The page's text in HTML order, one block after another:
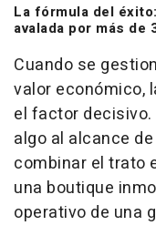
La fórmula del
avalada por más de
Cuando se
valor económico,
el factor decisivo.
algo al alcance
combinar el trato
una boutique
operativo de una